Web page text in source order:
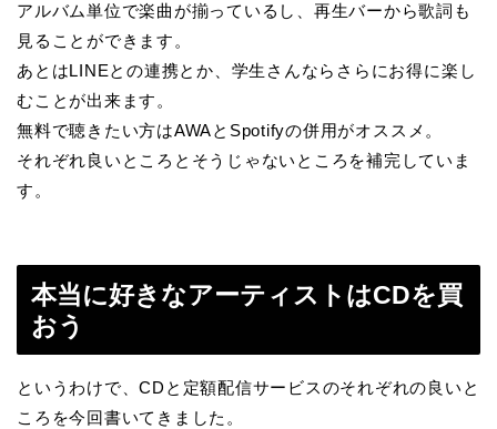
アルバム単位で楽曲が揃っているし、再生バーから歌詞も
見ることができます。
あとはLINEとの連携とか、学生さんならさらにお得に楽し
むことが出来ます。
無料で聴きたい方はAWAとSpotifyの併用がオススメ。
それぞれ良いところとそうじゃないところを補完していま
す。
本当に好きなアーティストはCDを買
おう
というわけで、CDと定額配信サービスのそれぞれの良いと
ころを今回書いてきました。